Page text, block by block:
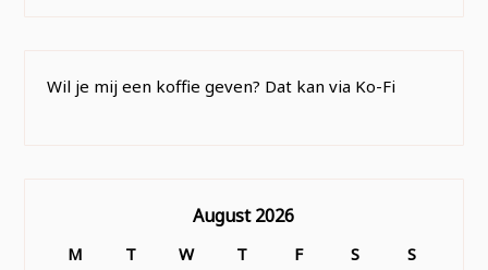
Wil je mij een koffie geven? Dat kan via Ko-Fi
August 2026
M T W T F S
S